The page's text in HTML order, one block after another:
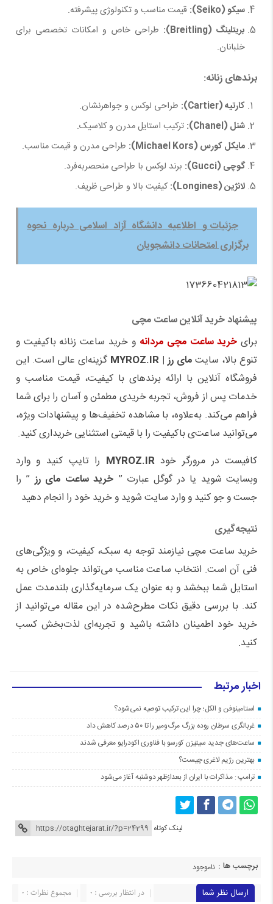
سیکو(Seiko):
قیمت مناسب و تکنولوژی پیشرفته.
بریتلینگ (Breitling):
طراحی خاص و امکانات تخصصی برای
خلبانان.
برندهای زنانه:
کارتیه(Cartier):
طراحی لوکس و جواهرنشان.
شنل (Chanel):
ترکیب استایل مدرن و کلاسیک.
مایکل کورس (Michael Kors):
طراحی مدرن و قیمت مناسب.
گوچی (Gucci):
برند لوکس با طراحی منحصربه‌فرد.
لانژین(Longines): کیفیت بالا و طراحی ظریف.
جزئیات و اطلاعیه دانشگاه آزاد اسلامی درباره نحوه
برگزاری امتحانات دانشجویان
پیشنهاد خرید آنلاین ساعت مچی
برای خرید ساعت مچی مردانه و خرید ساعت زنانه باکیفیت و
تنوع بالا، سایتمای رز |MYROZ.IR گزینه‌ای عالی است. این
فروشگاه آنلاین با ارائه برندهای با کیفیت، قیمت مناسب و
خدمات پس از فروش، تجربه خریدی مطمئن و آسان را برای شما
فراهم می‌کند. به‌علاوه، با مشاهده تخفیف‌ها و پیشنهادات ویژه،
می‌توانید ساعت‌ی باکیفیت را با قیمتی استثنایی خریداری کنید.
کافیست در مرورگر خودMYROZ.IR را تایپ کنید و وارد
وبسایت شوید یا در گوگل عبارت ” خرید ساعت مای رز” را
جست و جو کنید و وارد سایت شوید و خرید خود را انجام دهید
نتیجه‌گیری
خرید ساعت مچی نیازمند توجه به سبک، کیفیت، و ویژگی‌های
فنی آن است. انتخاب ساعت مناسب می‌تواند جلوه‌ای خاص به
استایل شما ببخشد و به عنوان یک سرمایه‌گذاری بلندمدت عمل
کند. با بررسی دقیق نکات مطرح‌شده در این مقاله می‌توانید از
خرید خود اطمینان داشته باشید و تجربه‌ای لذت‌بخش کسب
کنید.
اخبار مرتبط
استامینوفن و الکل؛ چرا این ترکیب توصیه نمی‌شود؟
غربالگری سرطان روده بزرگ مرگ‌ومیر را تا ۵۰ درصد کاهش داد
ساعت‌های جدید سیتیزن کورسو با فناوری اکودرایو معرفی شدند
بهترین رژیم لاغری چیست؟
ترامپ : مذاکرات با ایران از بعدازظهر دوشنبه آغاز می‌شود
لینک کوتاه
برچسب ها : ناموجود
ارسال نظر شما مجموع نظرات : 0
در انتظار بررسی : 0